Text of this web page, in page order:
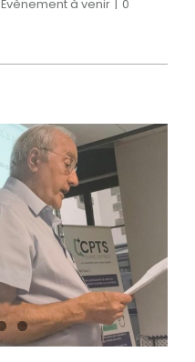
Évènement à venir | 0